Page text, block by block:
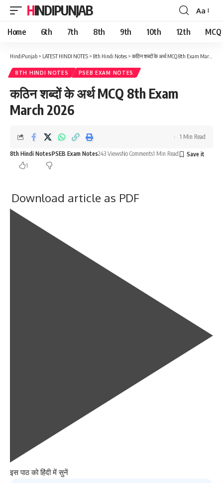
HINDIPUNJAB
Font
Resizer
Aa
Home 6th 7th 8th 9th 10th 12th MCQ
HindiPunjab > LATEST HINDI NOTES > 8th Hindi Notes > कठिन शब्दों के अर्थ MCQ 8th Exam March 2026
8TH HINDI NOTES PSEB EXAM NOTES
कठिन शब्दों के अर्थ MCQ 8th Exam
March 2026
8th Hindi NotesPSEB Exam Notes243 ViewsNo Comments1 Min Read
1
1 Min Read
Download article as PDF
इस पाठ को हिंदी में सुनें